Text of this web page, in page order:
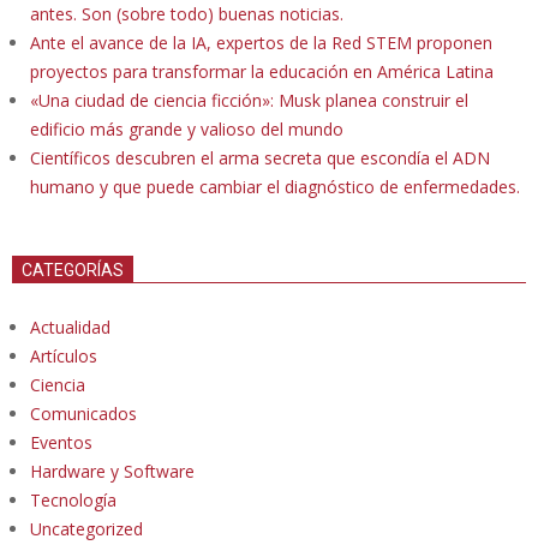
antes. Son (sobre todo) buenas noticias.
Ante el avance de la IA, expertos de la Red STEM proponen
proyectos para transformar la educación en América Latina
«Una ciudad de ciencia ficción»: Musk planea construir el
edificio más grande y valioso del mundo
Científicos descubren el arma secreta que escondía el ADN
humano y que puede cambiar el diagnóstico de enfermedades.
CATEGORÍAS
Actualidad
Artículos
Ciencia
Comunicados
Eventos
Hardware y Software
Tecnología
Uncategorized